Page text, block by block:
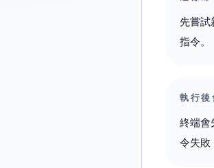
先嘗
指令。
執行後
終端會
令失敗